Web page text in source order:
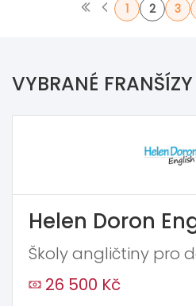
1 2 3
VYBRANÉ FRANŠÍZY
Helen Doron
Školy angličtiny pro
26 500 Kč